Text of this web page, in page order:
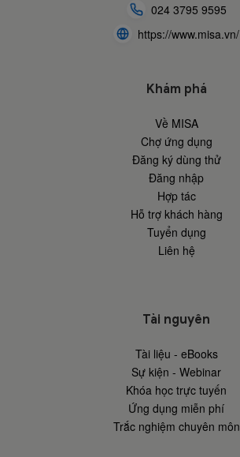
024 3795 9595
https://www.misa.vn/
Khám phá
Về MISA
Chợ ứng dụng
Đăng ký dùng thử
Đăng nhập
Hợp tác
Hỗ trợ khách hàng
Tuyển dụng
Liên hệ
Tài nguyên
Tài liệu - eBooks
Sự kiện - Webinar
Khóa học trực tuyến
Ứng dụng miễn phí
Trắc nghiệm chuyên môn